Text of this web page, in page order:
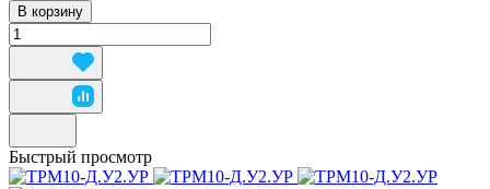
В корзину
Быстрый просмотр